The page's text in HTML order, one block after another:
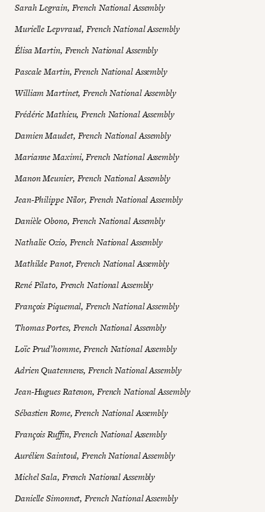
Sarah Legrain, French National Assembly
Murielle Lepvraud, French National Assembly
Élisa Martin, French National Assembly
Pascale Martin, French National Assembly
William Martinet, French National Assembly
Frédéric Mathieu, French National Assembly
Damien Maudet, French National Assembly
Marianne Maximi, French National Assembly
Manon Meunier, French National Assembly
Jean-Philippe Nilor, French National Assembly
Danièle Obono, French National Assembly
Nathalie Ozio, French National Assembly
Mathilde Panot, French National Assembly
René Pilato, French National Assembly
François Piquemal, French National Assembly
Thomas Portes, French National Assembly
Loïc Prud’homme, French National Assembly
Adrien Quatennens, French National Assembly
Jean-Hugues Ratenon, French National Assembly
Sébastien Rome, French National Assembly
François Ruffin, French National Assembly
Aurélien Saintoul, French National Assembly
Michel Sala, French National Assembly
Danielle Simonnet, French National Assembly